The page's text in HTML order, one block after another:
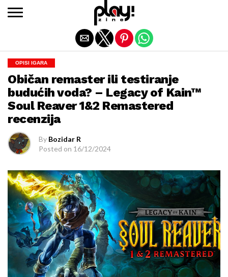
OPISI IGARA
Običan remaster ili testiranje
budućih voda? – Legacy of Kain™
Soul Reaver 1&2 Remastered
recenzija
By Bozidar R
Posted on 16/12/2024
Exit mobile version